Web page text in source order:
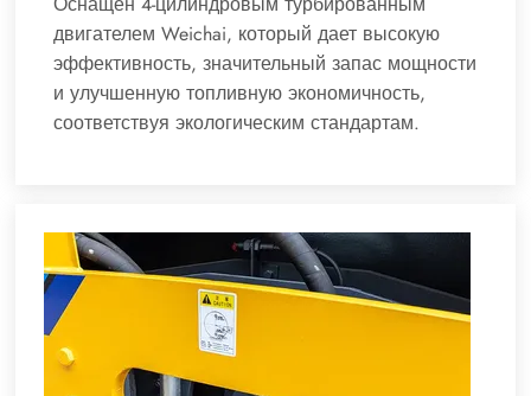
двигателем Weichai, который дает высокую
эффективность, значительный запас мощности
и улучшенную топливную экономичность,
соответствуя экологическим стандартам.